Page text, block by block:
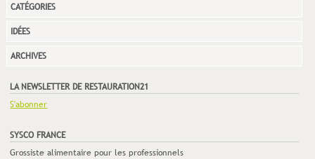
CATÉGORIES
IDÉES
ARCHIVES
LA NEWSLETTER DE RESTAURATION21
S'abonner
SYSCO FRANCE
Grossiste alimentaire pour les professionnels